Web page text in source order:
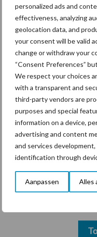
personalized ads and
effectiveness, analyzing
geolocation data, and
your consent will be valid
change or withdraw your
“Consent Preferences”
We respect your choices
with a transparent and
third-party vendors are
purposes and special
information on a device,
advertising and content
and services
identification through
Aanpassen Alles
markt
Themapagina's
Diergezondheid
Bedrijfsnieuws